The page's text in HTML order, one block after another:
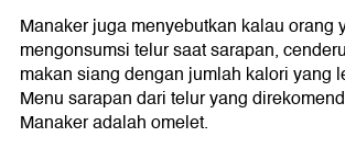
Manaker juga menyebutkan kalau orang
mengonsumsi telur saat sarapan,
makan siang dengan jumlah kalori yang
Menu sarapan dari telur yang
Manaker adalah omelet.